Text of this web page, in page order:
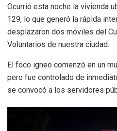
Ocurrió esta noche la vivienda
129, lo que generó la rápida
desplazaron dos móviles del
Voluntarios de nuestra ciudad.
El foco igneo comenzó en un
pero fue controlado de
se convocó a los servidores